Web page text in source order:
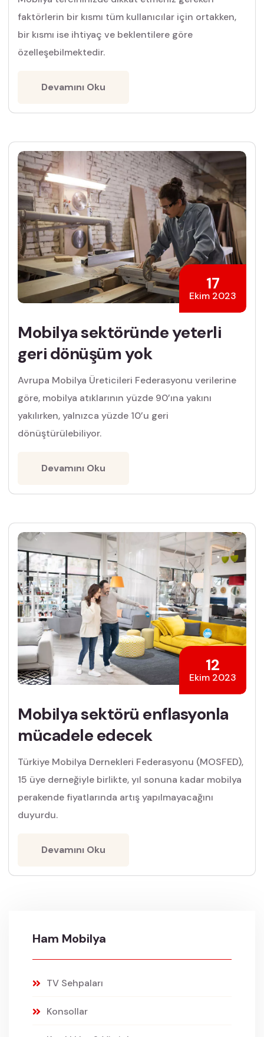
faktörlerin bir kısmı tüm kullanıcılar için ortakken,
bir kısmı ise ihtiyaç ve beklentilere göre
özelleşebilmektedir.
Devamını Oku
17
Ekim 2023
Mobilya sektöründe yeterli
geri dönüşüm yok
Avrupa Mobilya Üreticileri Federasyonu verilerine
göre, mobilya atıklarının yüzde 90’ına yakını
yakılırken, yalnızca yüzde 10’u geri
dönüştürülebiliyor.
Devamını Oku
12
Ekim 2023
Mobilya sektörü enflasyonla
mücadele edecek
Türkiye Mobilya Dernekleri Federasyonu (MOSFED),
15 üye derneğiyle birlikte, yıl sonuna kadar mobilya
perakende fiyatlarında artış yapılmayacağını
duyurdu.
Devamını Oku
Ham Mobilya
TV Sehpaları
Konsollar